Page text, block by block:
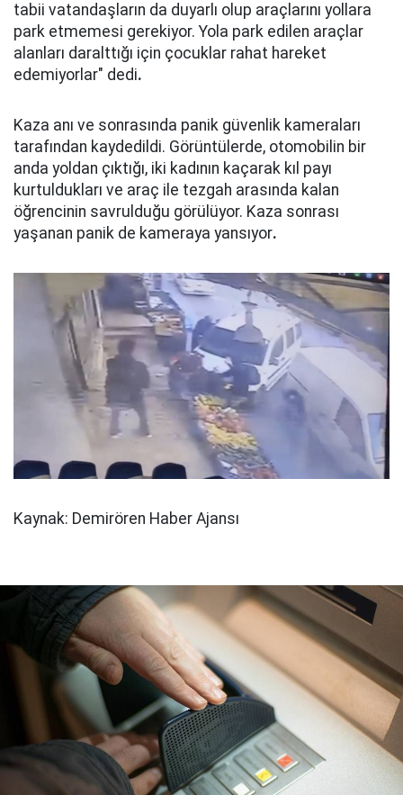
tabii vatandaşların da duyarlı olup araçlarını yollara
park etmemesi gerekiyor. Yola park edilen araçlar
alanları daralttığı için çocuklar rahat hareket
edemiyorlar" dedi.
Kaza anı ve sonrasında panik güvenlik kameraları
tarafından kaydedildi. Görüntülerde, otomobilin bir
anda yoldan çıktığı, iki kadının kaçarak kıl payı
kurtuldukları ve araç ile tezgah arasında kalan
öğrencinin savrulduğu görülüyor. Kaza sonrası
yaşanan panik de kameraya yansıyor.
Kaynak: Demirören Haber Ajansı